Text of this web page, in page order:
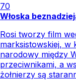
70
Włoska
Rosi tworzy film
marksistowskiej, w
narodowy między
przeciwnikami, a
żołnierzy są